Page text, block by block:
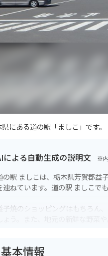
にある道の駅「ましこ」です。
による自動生成の説明文 ※内
の駅 ましこは、栃木県芳賀郡益
連ねています。道の駅 ましこで
子焼のショッピングはもちろん
しょう。また、地元の新鮮な野菜
も多いので、バイクでのんびりツ
基本情報